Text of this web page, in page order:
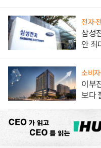
전자·
삼성
안 최
소비
이부
보다